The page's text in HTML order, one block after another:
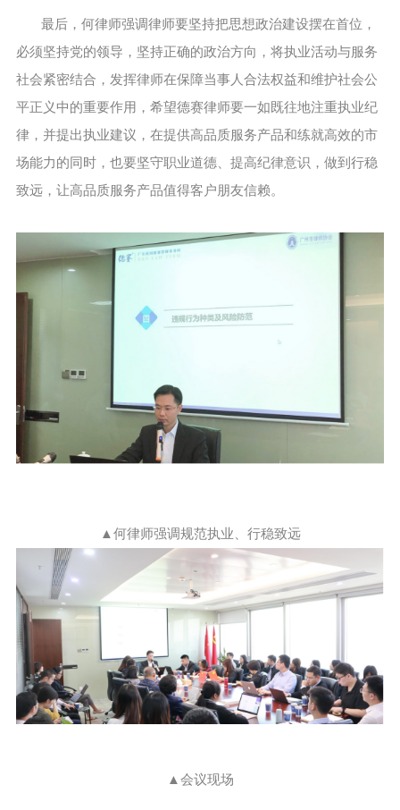
最后，何律师强调律师要坚持把思想政治建设摆在首位，
必须坚持党的领导，坚持正确的政治方向，将执业活动与服务
社会紧密结合，发挥律师在保障当事人合法权益和维护社会公
平正义中的重要作用，希望德赛律师要一如既往地注重执业纪
律，并提出执业建议，在提供高品质服务产品和练就高效的市
场能力的同时，也要坚守职业道德、提高纪律意识，做到行稳
致远，让高品质服务产品值得客户朋友信赖。
▲ 何律师强调规范执业、行稳致远
▲会议现场